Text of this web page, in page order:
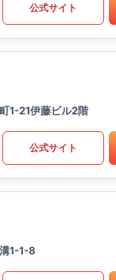
公式サイト
1-21伊藤ビル2階
公式サイト
1-1-8